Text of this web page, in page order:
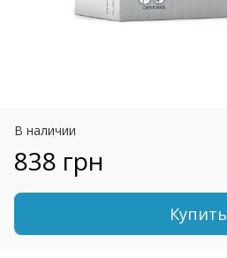
В наличии
838 грн
Купить